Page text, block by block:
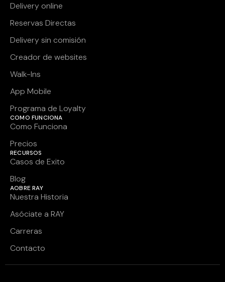
Delivery online
Reservas Directas
Delivery sin comisión
Creador de websites
Walk-Ins
App Mobile
Programa de Loyalty
COMO FUNCIONA
Como Funciona
Precios
RECURSOS
Casos de Exito
Blog
AOBRE RAY
Nuestra Historia
Asóciate a RAY
Carreras
Contacto